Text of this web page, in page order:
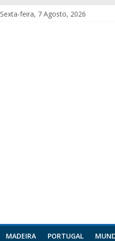
Sexta-feira, 7 Agosto, 2026
MADEIRA PORTUGAL